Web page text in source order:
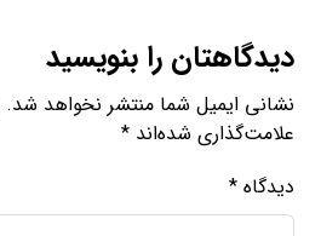
دیدگاهتان را بنویسید
نشانی ایمیل شما منتشر نخواهد شد.
علامت‌گذاری شده‌اند*
دیدگاه*